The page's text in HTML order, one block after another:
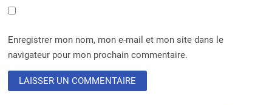
Enregistrer mon nom, mon e-mail et mon site dans le
navigateur pour mon prochain commentaire.